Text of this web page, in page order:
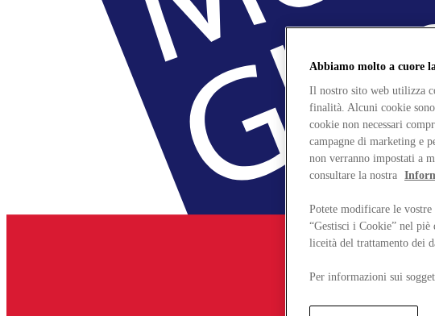
Abbiamo molto a cuore
Il nostro sito web utilizza
finalità. Alcuni cookie
cookie non necessari
campagne di marketing e
non verranno impostati a
consultare la nostra
Potete modificare le
“Gestisci i Cookie” nel
liceità del trattamento dei
Per informazioni sui